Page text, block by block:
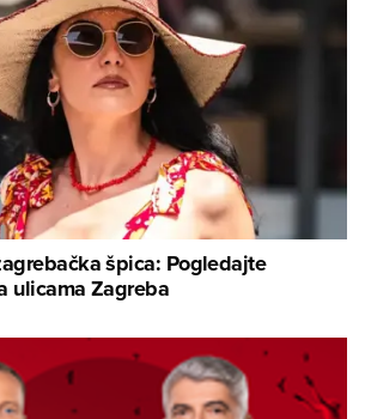
špica: Pogledajte
ulicama Zagreba